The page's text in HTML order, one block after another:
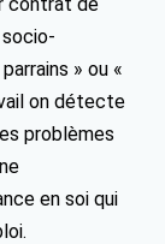
» ou «
on détecte
problèmes
en soi qui